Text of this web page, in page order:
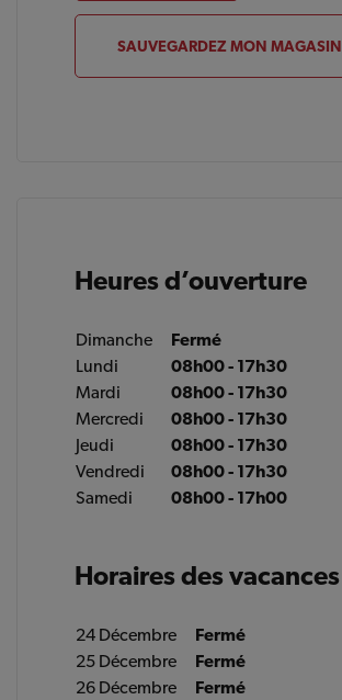
SAUVEGARDEZ MON MAGASIN
Heures d’ouverture
Dimanche
Fermé
Lundi
08h00 - 17h30
Mardi
08h00 - 17h30
Mercredi
08h00 - 17h30
Jeudi
08h00 - 17h30
Vendredi
08h00 - 17h30
Samedi
08h00 - 17h00
Horaires des vacances
24 Décembre
Fermé
25 Décembre
Fermé
26 Décembre
Fermé